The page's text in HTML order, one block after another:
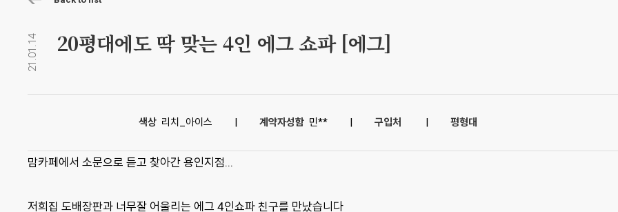
21.01.14 20평대에도 딱 맞는 4인 에그 쇼파 [에그]
색상 리치_아이스 | 계약자성함 민** | 구입처 | 평형대
맘카페에서 소문으로 듣고 찾아간 용인지점...
저희집 도배장판과 너무잘 어울리는 에그 4인쇼파 친구를 만났습니다